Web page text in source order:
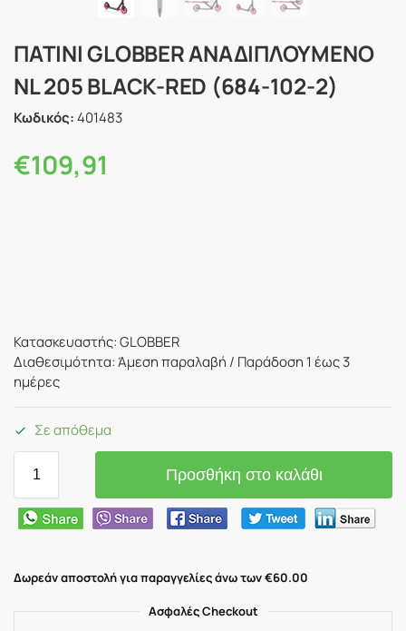
ΠΑΤΙΝΙ GLOBBER ΑΝΑΔΙΠΛΟΥΜΕΝΟ
NL 205 BLACK-RED (684-102-2)
Κωδικός:401483
€109,91
Κατασκευαστής: GLOBBER
Διαθεσιμότητα: Άμεση παραλαβή / Παράδoση 1 έως 3
ημέρες
Σε απόθεμα
Προσθήκη στο καλάθι
Δωρεάν αποστολή για παραγγελίες άνω των €60.00
Ασφαλές Checkout